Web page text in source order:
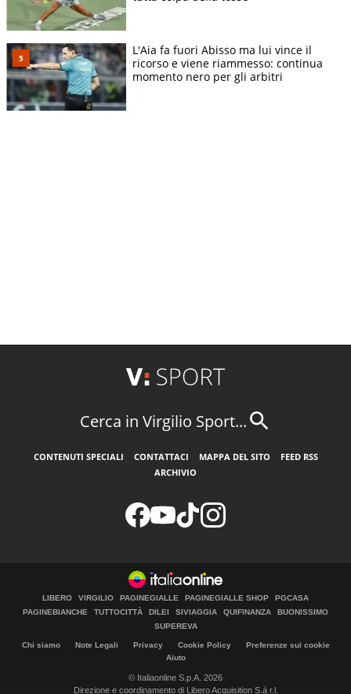
L'Aia fa fuori Abisso ma lui vince il
ricorso e viene riammesso: continua
momento nero per gli arbitri
Cerca in Virgilio Sport...
CONTENUTI SPECIALI CONTATTACI MAPPA DEL SITO
FEED RSS
ARCHIVIO
LIBERO VIRGILIO PAGINEGIALLE PAGINEGIALLE SHOP
PGCASA
PAGINEBIANCHE
TUTTOCITTÀ DILEI SIVIAGGIA QUIFINANZA
BUONISSIMO
SUPEREVA
Chi siamo Note Legali Privacy Cookie Policy
Preferenze sui cookie
Aiuto
© Italiaonline S.p.A. 2026
Direzione e coordinamento di Libero Acquisition S.á r.l.